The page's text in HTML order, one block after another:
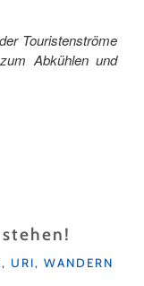
Touristenströme
Abkühlen und
, URI, WANDERN